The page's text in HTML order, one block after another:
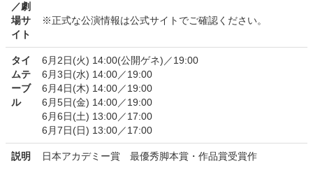
／劇
場サ
イト
※正式な公演情報は公式サイトでご確認ください。
タイ
ムテ
ーブ
ル
6月2日(火) 14:00(公開ゲネ)／19:00
6月3日(水) 14:00／19:00
6月4日(木) 14:00／19:00
6月5日(金) 14:00／19:00
6月6日(土) 13:00／17:00
6月7日(日) 13:00／17:00
説明 日本アカデミー賞 最優秀脚本賞・作品賞受賞作